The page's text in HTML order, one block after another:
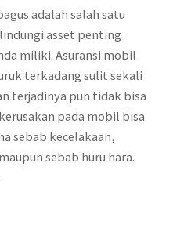
adalah salah satu
asset penting
miliki. Asuransi mobil
terkadang sulit sekali
terjadinya pun tidak bisa
pada mobil bisa
sebab kecelakaan,
sebab huru hara.